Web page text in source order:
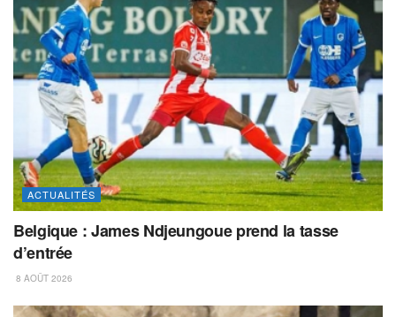
ACTUALITÉS
Belgique : James Ndjeungoue prend la tasse
d’entrée
8 AOÛT 2026